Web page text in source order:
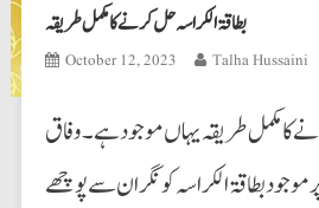
بطاقۃ الکراسہ حل کرنے کا مکمل طریقہ
October 12, 2023 Talha Hussaini
کا مکمل طریقہ یہاں موجود ہے۔ وفاق
موجود بطاقۃ الکراسہ کو نگران سے پوچھے